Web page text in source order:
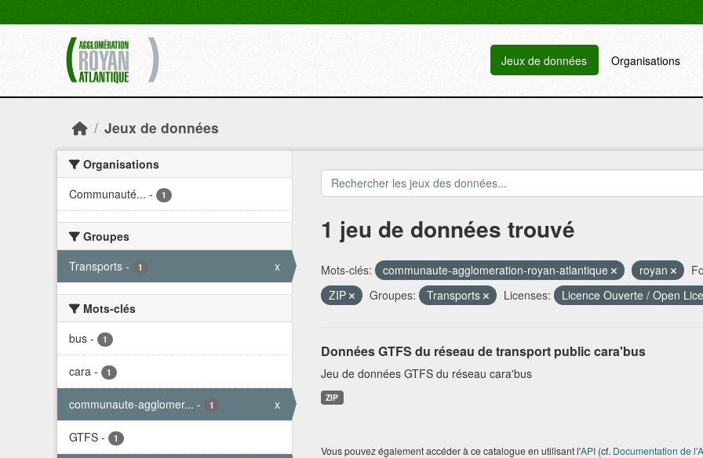
Jeux de données Organisations
Jeux de données
Organisations
Communauté... - 1
Groupes
Transports - 1 x
Mots-clés
bus - 1
cara - 1
communaute-agglomer... - 1 x
GTFS - 1
1 jeu de données trouvé
Mots-clés: communaute-agglomeration-royan-atlantique royan
ZIP
Groupes: Transports Licenses: Licence Ouverte / Open
Données GTFS du réseau de transport public cara'bus
Jeu de données GTFS du réseau cara'bus
ZIP
Vous pouvez également accéder à ce catalogue en utilisant l'API(cf. Documentation de